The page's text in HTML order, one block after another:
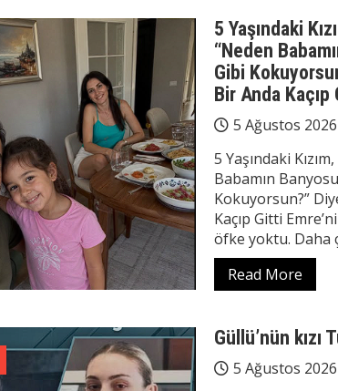
5 Yaşındaki
“Neden
Gibi
Bir Anda Kaçıp
5 Ağustos 2026
5 Yaşındaki
Babamın
Kokuyorsun?”
Kaçıp Gitti
öfke yoktu. Daha
Read More
Güllü’nün kızı
5 Ağustos 2026